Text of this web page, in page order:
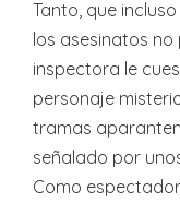
Tanto, que
los asesinatos no
inspectora le
personaje
tramas
señalado por
Como